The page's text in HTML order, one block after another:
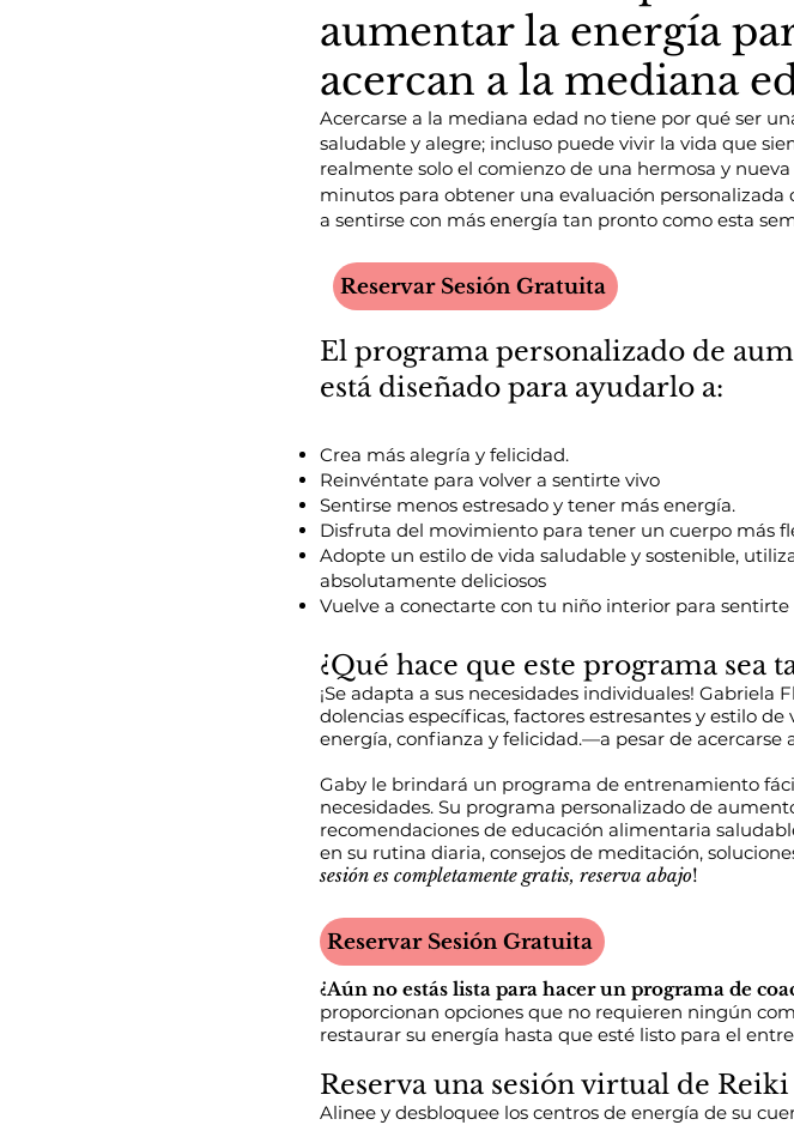
aumentar la energía
acercan a la mediana
Acercarse a la mediana edad no tiene por qué ser
saludable y alegre; incluso puede vivir la vida que
realmente solo el comienzo de una hermosa y
minutos para obtener una evaluación personalizada
a sentirse con más energía tan pronto como esta
Reservar Sesión Gratuita
El programa personalizado de
está diseñado para ayudarlo a:
Crea más alegría y felicidad.
Reinvéntate para volver a sentirte vivo
Sentirse menos estresado y tener más energía.
Disfruta del movimiento para tener un cuerpo más
Adopte un estilo de vida saludable y sostenible,
absolutamente deliciosos
Vuelve a conectarte con tu niño interior para
¿Qué hace que este programa sea
¡Se adapta a sus necesidades individuales! Gabriela
dolencias específicas, factores estresantes y estilo
energía, confianza y felicidad.—a pesar de acercarse
Gaby le brindará un programa de entrenamiento
necesidades. Su programa personalizado de
recomendaciones de educación alimentaria
en su rutina diaria, consejos de meditación,
sesión es completamente gratis, reserva abajo!
¿Aún no estás lista para hacer un programa de
proporcionan opciones que no requieren ningún
restaurar su energía hasta que esté listo para el
Reserva una sesión virtual de Reiki
Alinee y desbloquee los centros de energía de su
Reservar Sesión Gratuita